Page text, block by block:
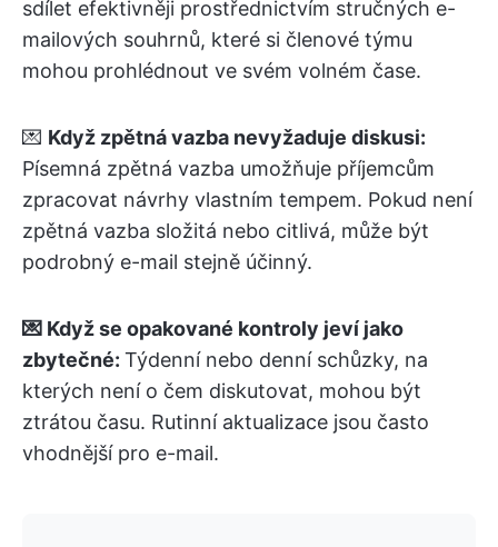
sdílet efektivněji prostřednictvím stručných e-
mailových souhrnů, které si členové týmu
mohou prohlédnout ve svém volném čase.
💌 Když zpětná vazba nevyžaduje diskusi:
Písemná zpětná vazba umožňuje příjemcům
zpracovat návrhy vlastním tempem. Pokud není
zpětná vazba složitá nebo citlivá, může být
podrobný e-mail stejně účinný.
💌 Když se opakované kontroly jeví jako
zbytečné: Týdenní nebo denní schůzky, na
kterých není o čem diskutovat, mohou být
ztrátou času. Rutinní aktualizace jsou často
vhodnější pro e-mail.